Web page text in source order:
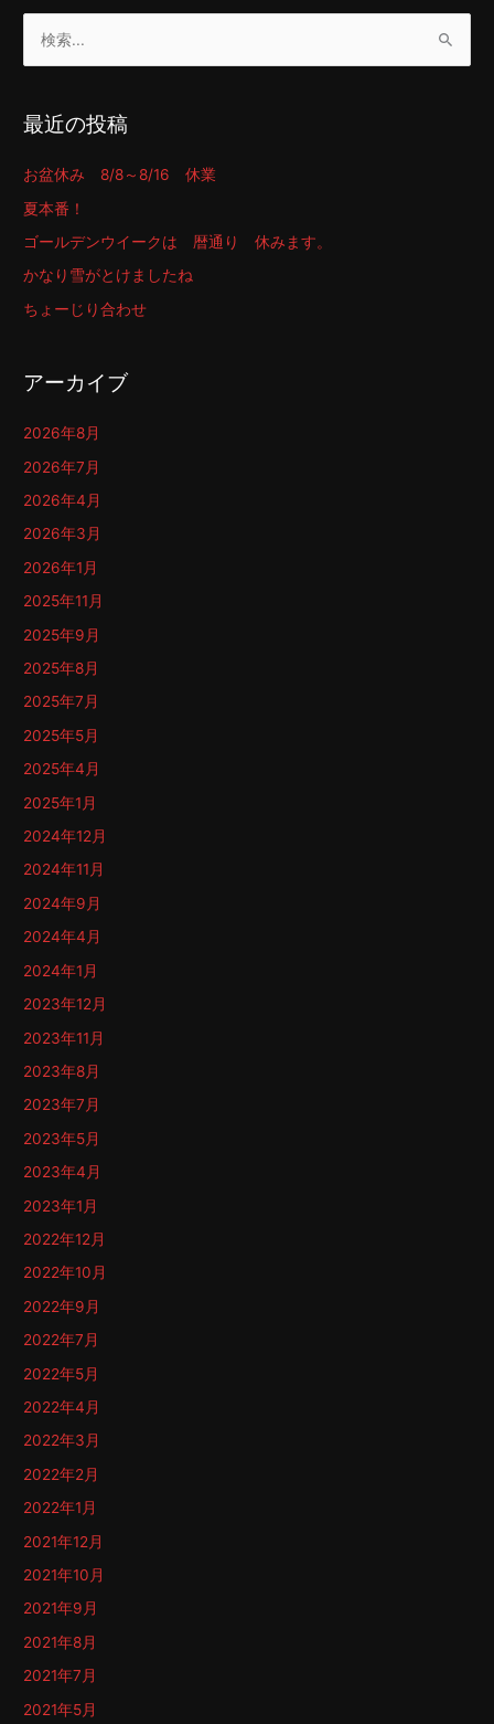
象
最近の投稿
お盆休み 8/8～8/16 休業
夏本番！
ゴールデンウイークは 暦通り 休みます。
かなり雪がとけましたね
ちょーじり合わせ
アーカイブ
2026年8月
2026年7月
2026年4月
2026年3月
2026年1月
2025年11月
2025年9月
2025年8月
2025年7月
2025年5月
2025年4月
2025年1月
2024年12月
2024年11月
2024年9月
2024年4月
2024年1月
2023年12月
2023年11月
2023年8月
2023年7月
2023年5月
2023年4月
2023年1月
2022年12月
2022年10月
2022年9月
2022年7月
2022年5月
2022年4月
2022年3月
2022年2月
2022年1月
2021年12月
2021年10月
2021年9月
2021年8月
2021年7月
2021年5月